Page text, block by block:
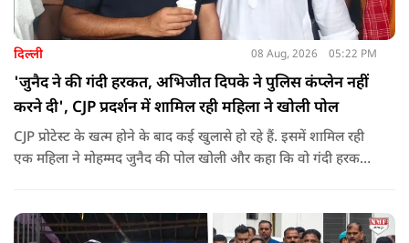
दिल्ली 08 Aug, 2026 05:22 PM
'जुनैद ने की गंदी हरकत, अभिजीत दिपके ने पुलिस कंप्लेन नहीं
करने दी', CJP प्रदर्शन में शामिल रही महिला ने खोली पोल
CJP प्रोटेस्ट के खत्म होने के बाद कई खुलासे हो रहे हैं. इसमें शामिल रही
एक महिला ने मोहम्मद जुनैद की पोल खोली और कहा कि वो गंदी हरकतें
दिया.